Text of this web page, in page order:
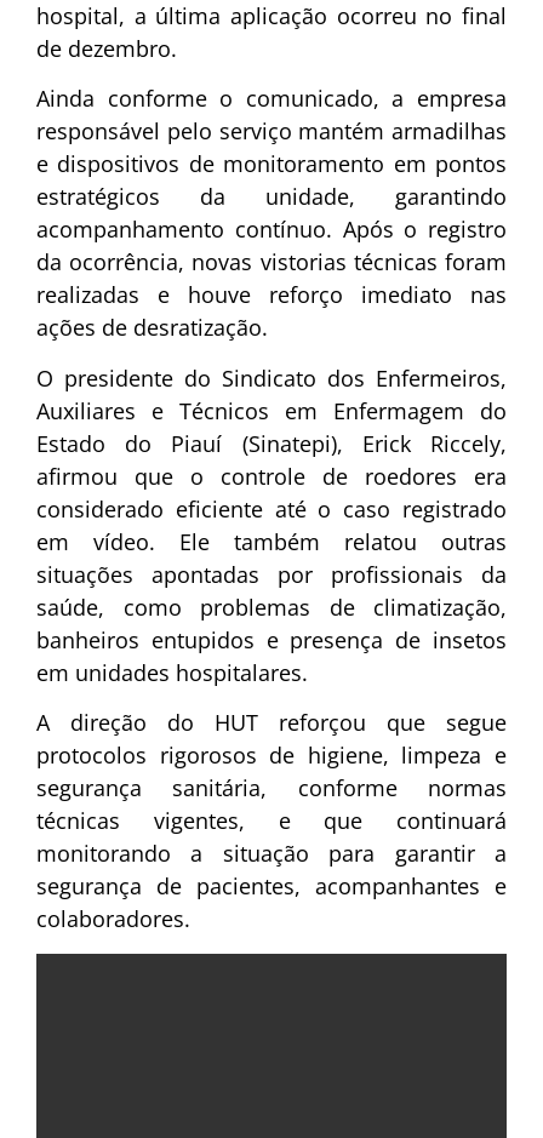
hospital, a última aplicação ocorreu no final
de dezembro.
Ainda conforme o comunicado, a empresa
responsável pelo serviço mantém armadilhas
e dispositivos de monitoramento em pontos
estratégicos da unidade, garantindo
acompanhamento contínuo. Após o registro
da ocorrência, novas vistorias técnicas foram
realizadas e houve reforço imediato nas
ações de desratização.
O presidente do Sindicato dos Enfermeiros,
Auxiliares e Técnicos em Enfermagem do
Estado do Piauí (Sinatepi), Erick Riccely,
afirmou que o controle de roedores era
considerado eficiente até o caso registrado
em vídeo. Ele também relatou outras
situações apontadas por profissionais da
saúde, como problemas de climatização,
banheiros entupidos e presença de insetos
em unidades hospitalares.
A direção do HUT reforçou que segue
protocolos rigorosos de higiene, limpeza e
segurança sanitária, conforme normas
técnicas vigentes, e que continuará
monitorando a situação para garantir a
segurança de pacientes, acompanhantes e
colaboradores.